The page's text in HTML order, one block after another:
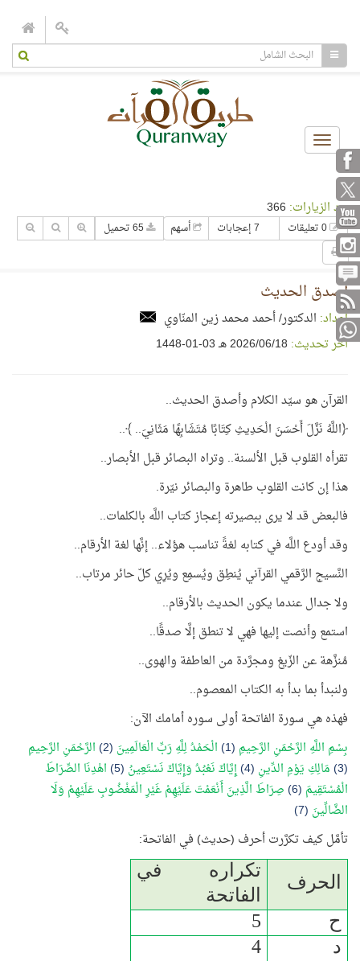
Toggle
navigation
عدد الزيارات:
7 إعجابات أسهم
أصدق الحديث
إعداد: الدكتور/ أحمد محمد زين المنّاوي
آخر تحديث: 18‏/06‏/2026 هـ 03-01-1448
القرآن هو سيّد الكلام وأصدق الحديث..
﴿اللَّهُ نَزَّلَ أَحْسَنَ الْحَدِيثِ كِتَابًا مُتَشَابِهًا مَثَانِيَ.. ﴾..
تقرأه القلوب قبل الألسنة.. وتراه البصائر قبل الأبصار..
هذا إن كانت القلوب طاهرة والبصائر نيّرة.
فالبعض قد لا يرى ببصيرته إعجاز كتاب اللَّه بالكلمات..
وقد أودع اللَّه في كتابه لغةً تناسب هؤلاء.. إنَّها لغة الأرقام..
النَّسيج الرَّقمي القرآني يُنطِق ويُسمِع ويُرِي كلّ حائر مرتاب..
ولا جدال عندما يكون الحديث بالأرقام..
استمع وأنصت إليها فهي لا تنطق إلَّا صدقًا..
مُنزَّهة عن الزّيغ ومجرَّدة من العاطفة والهوى..
ولنبدأ بما بدأ به الكتاب المعصوم..
فهذه هي سورة الفاتحة أولى سوره أمامك الآن:
بِسْمِ اللَّهِ الرَّحْمَنِ الرَّحِيمِ (1) الْحَمْدُ لِلَّهِ رَبِّ الْعَالَمِينَ (2)
الرَّحْمَنِ الرَّحِيمِ
(3)
مَالِكِ يَوْمِ الدِّينِ (4) إِيَّاكَ نَعْبُدُ وَإِيَّاكَ نَسْتَعِينُ (5)
اهْدِنَا الصِّرَاطَ
الْمُسْتَقِيمَ (6)
صِرَاطَ الَّذِينَ أَنْعَمْتَ عَلَيْهِمْ غَيْرِ الْمَغْضُوبِ عَلَيْهِمْ وَلَا
الضَّالِّينَ (7)
تأمَّل كيف تكرَّرت أحرف (حديث) في الفاتحة:
الحرف
تكراره في
الفاتحة
ح
5
د
4